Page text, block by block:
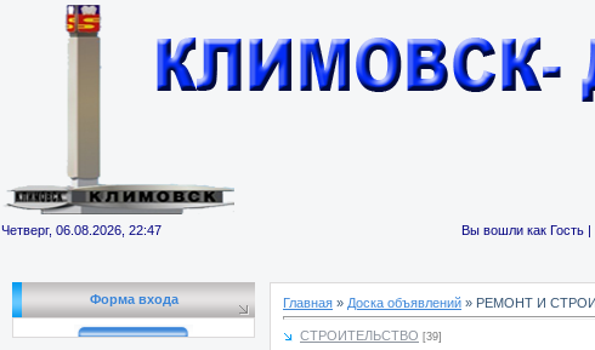
Четверг, 06.08.2026, 22:47
Вы вошли как Гость |
Форма входа Главная » Доска объявлений » РЕМОНТ И
СТРОИТЕЛЬСТВО [39]